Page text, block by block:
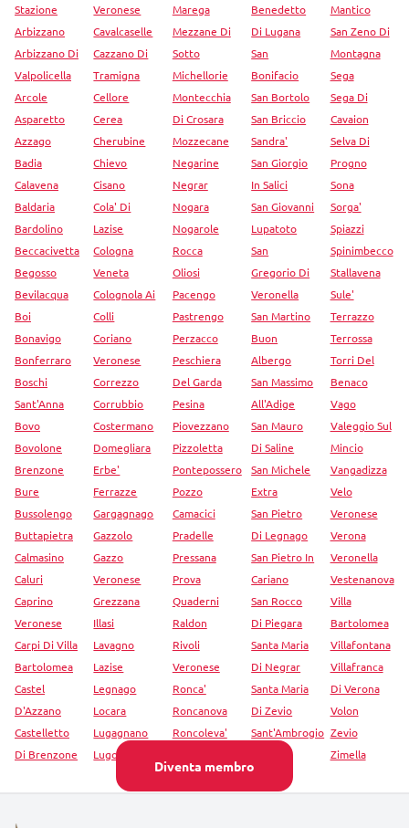
Diventa membro
Stazione
Arbizzano
Arbizzano Di
Valpolicella
Arcole
Asparetto
Azzago
Badia
Calavena
Baldaria
Bardolino
Beccacivetta
Begosso
Bevilacqua
Boi
Bonavigo
Bonferraro
Boschi
Sant'Anna
Bovo
Bovolone
Brenzone
Bure
Bussolengo
Buttapietra
Calmasino
Caluri
Caprino
Veronese
Carpi Di Villa
Bartolomea
Castel
D'Azzano
Castelletto
Di Brenzone
Veronese
Cavalcaselle
Cazzano Di
Tramigna
Cellore
Cerea
Cherubine
Chievo
Cisano
Cola' Di
Lazise
Cologna
Veneta
Colognola Ai
Colli
Coriano
Veronese
Correzzo
Corrubbio
Costermano
Domegliara
Erbe'
Ferrazze
Gargagnago
Gazzolo
Gazzo
Veronese
Grezzana
Illasi
Lavagno
Lazise
Legnago
Locara
Lugagnano
Lugo Di
Marega
Mezzane Di
Sotto
Michellorie
Montecchia
Di Crosara
Mozzecane
Negarine
Negrar
Nogara
Nogarole
Rocca
Oliosi
Pacengo
Pastrengo
Perzacco
Peschiera
Del Garda
Pesina
Piovezzano
Pizzoletta
Pontepossero
Pozzo
Camacici
Pradelle
Pressana
Prova
Quaderni
Raldon
Rivoli
Veronese
Ronca'
Roncanova
Roncoleva'
Benedetto
Di Lugana
San
Bonifacio
San Bortolo
San Briccio
Sandra'
San Giorgio
In Salici
San Giovanni
Lupatoto
San
Gregorio Di
Veronella
San Martino
Buon
Albergo
San Massimo
All'Adige
San Mauro
Di Saline
San Michele
Extra
San Pietro
Di Legnago
San Pietro In
Cariano
San Rocco
Di Piegara
Santa Maria
Di Negrar
Santa Maria
Di Zevio
Sant'Ambrogio
Mantico
San Zeno Di
Montagna
Sega
Sega Di
Cavaion
Selva Di
Progno
Sona
Sorga'
Spiazzi
Spinimbecco
Stallavena
Sule'
Terrazzo
Terrossa
Torri Del
Benaco
Vago
Valeggio Sul
Mincio
Vangadizza
Velo
Veronese
Verona
Veronella
Vestenanova
Villa
Bartolomea
Villafontana
Villafranca
Di Verona
Volon
Zevio
Zimella